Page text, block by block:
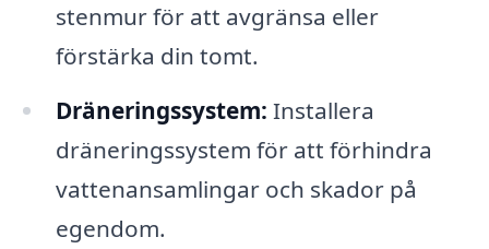
stenmur för att avgränsa eller
förstärka din tomt.
Dräneringssystem: Installera
dräneringssystem för att förhindra
vattenansamlingar och skador på
egendom.